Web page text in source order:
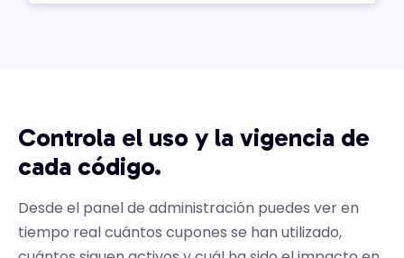
Controla el uso y la vigencia de
cada código.
Desde el panel de administración puedes ver en
tiempo real cuántos cupones se han utilizado,